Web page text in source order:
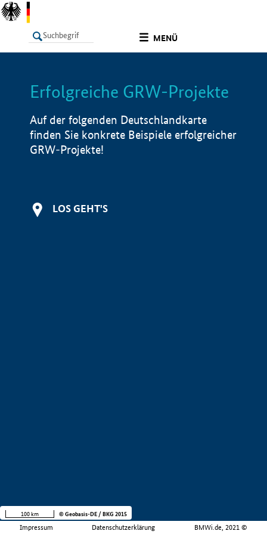
MENÜ
LISTE Info
Erfolgreiche GRW-Projekte
Auf der folgenden Deutschlandkarte
finden Sie konkrete Beispiele erfolgreicher
GRW-Projekte!
LOS GEHT'S
Impressum Datenschutzerklärung BMWi.de, 2021 ©
100 km © Geobasis-DE / BKG 2015